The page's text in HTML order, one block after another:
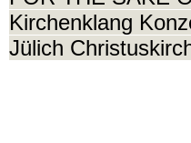
Kirchenklang
Jülich